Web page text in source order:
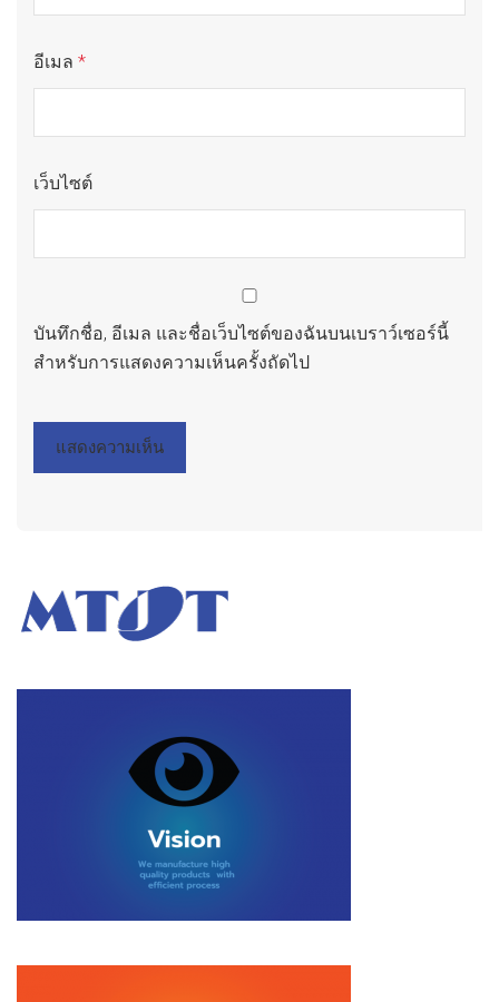
อีเมล *
เว็บไซต์
บันทึกชื่อ, อีเมล และชื่อเว็บไซต์ของฉันบนเบราว์เซอร์นี้
สำหรับการแสดงความเห็นครั้งถัดไป